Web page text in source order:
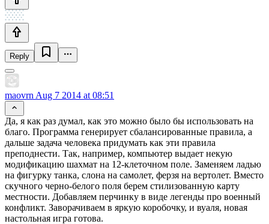
Reply
maovrn Aug 7 2014 at 08:51
Да, я как раз думал, как это можно было бы использовать на
благо. Программа генерирует сбалансированные правила, а
дальше задача человека придумать как эти правила
преподнести. Так, например, компьютер выдает некую
модификацию шахмат на 12-клеточном поле. Заменяем ладью
на фигурку танка, слона на самолет, ферзя на вертолет. Вместо
скучного черно-белого поля берем стилизованную карту
местности. Добавляем перчинку в виде легенды про военный
конфликт. Заворачиваем в яркую коробочку, и вуаля, новая
настольная игра готова.